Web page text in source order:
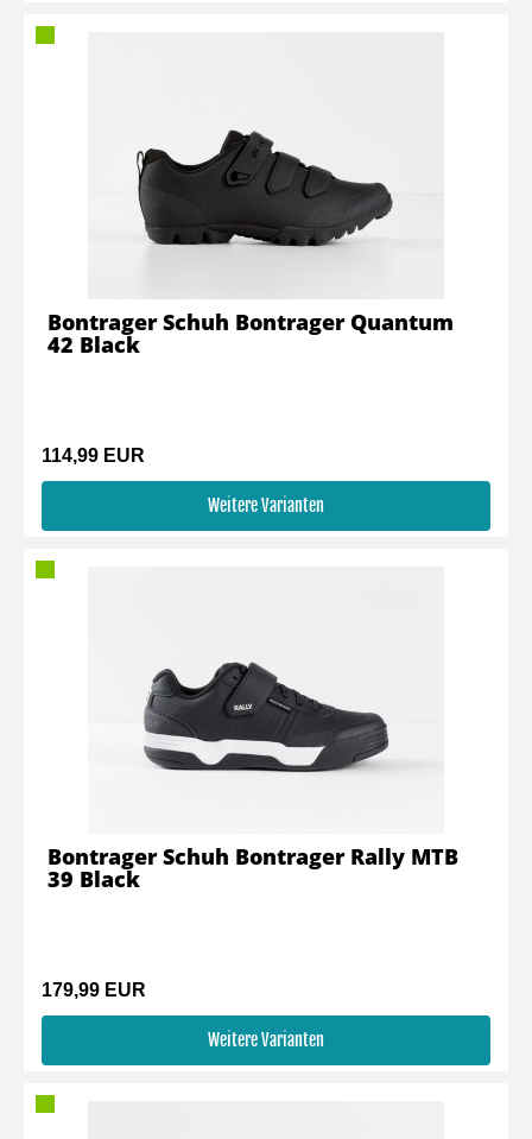
114,99 EUR
Weitere Varianten
Bontrager Schuh Bontrager Quantum
42 Black
179,99 EUR
Weitere Varianten
Bontrager Schuh Bontrager Rally MTB
39 Black